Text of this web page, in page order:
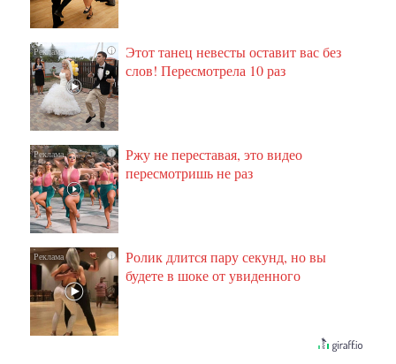
i
Этот танец невесты оставит вас без
слов! Пересмотрела 10 раз
i
Ржу не переставая, это видео
пересмотришь не раз
i
Ролик длится пару секунд, но вы
будете в шоке от увиденного